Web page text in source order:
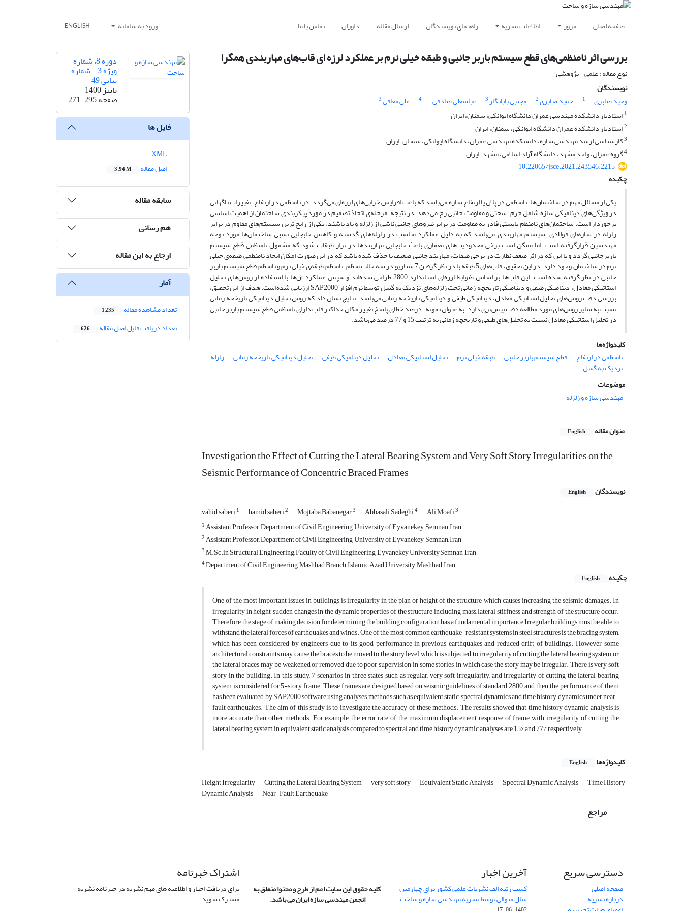
صفحه اصلی مرور اطلاعات نشریه راهنمای نویسندگان ارسال مقاله داوران تماس با ما ورود به سامانه ENGLISH
بررسی اثر نامنظمی‌های قطع سیستم باربر جانبی و طبقه‌ خیلی نرم ‌بر عملکرد لرزه ای قاب‌های مهاربندی همگرا
نوع مقاله : علمی - پژوهشی
نویسندگان
وحید صابری
1 حمید صابری2 مجتبی بابانگار3 عباسعلی صادقی 4 علی معافی3
1استادیار دانشکده مهندسی عمران دانشگاه ایوانکی، سمنان، ایران
2استادیار دانشکده عمران دانشگاه ایوانکی، سمنان، ایران
3کارشناسی ارشد مهندسی سازه، دانشکده مهندسی عمران، دانشگاه ایوانکی، سمنان، ایران
4گروه عمران، واحد مشهد، دانشگاه آزاد اسلامی، مشهد، ایران
10.22065/jsce.2021.243546.2215
چکیده
یکی از مسائل مهم در ساختمان‌ها، نامنظمی در پلان یا ارتفاع سازه می‌باشد که باعث افزایش خرابی‌های لرزه‌ای می‌گردد. در نامنظمی در ارتفاع، تغییرات ناگهانی
در ویژگی‌های دینامیکی سازه شامل جرم، سختی و مقاومت جانبی رخ می‌دهد. در نتیجه، مرحله‌ی اتخاذ تصمیم در مورد پیکربندی ساختمان از اهمیت اساسی
برخوردار است. ساختمان‌های نامنظم بایستی قادر به مقاومت در برابر نیروهای جانبی ناشی از زلزله و باد باشند. یکی از رایج ترین سیستم‌‌های مقاوم در برابر
زلزله‌ در ساز‌های فولادی، سیستم مهاربندی می‌باشد که به دلیل عملکرد مناسب در زلزله‌های گذشته و کاهش جابجایی نسبی ساختمان‌ها مورد توجه
مهندسین قرارگرفته است. اما ممکن است برخی محدودیت‌های معماری باعث جابجایی مهاربندها در تراز طبقات شود که مشمول نامنظمی قطع سیستم
باربرجانبی گردد و یا این که در اثر‌ ضعف نظارت در برخی طبقات، مهاربند جانبی ضعیف یا حذف شده باشد‌ که در این صورت امکان ایجاد نامنظمی طبقه‌ی خیلی
نرم در ساختمان وجود دارد.‌ در این تحقیق، قاب‌های‌ 5 طبقه با در نظر گرفتن 7 سناریو در سه حالت منظم، نامنظم طبقه‌ی خیلی نرم و نامنظم قطع سیستم باربر
جانبی‌ در نظر گرفته شده است. این قاب‌ها بر اساس ضوابط لرزه‌ای استاندارد 2800 طراحی شده‌اند و سپس عملکرد آن‌ها با استفاده از روش‌های تحلیل
استاتیکی معادل، دینامیکی طیفی‌ و دینامیکی تاریخچه زمانی تحت زلزله‌های نزدیک به گسل توسط نرم افزار‌ SAP‌2000 ارزیابی شده‌‌است. هدف از این تحقیق،
بررسی دقت روش‌های تحلیل استاتیکی معادل، دینامیکی طیفی و دینامیکی تاریخچه زمانی می‌باشد. نتایج نشان داد که روش تحلیل دینامیکی تاریخچه زمانی
نسبت به سایر روش‌های مورد مطالعه دقت بیش‌تری دارد. به عنوان نمونه، درصد خطای پاسخ تغییر مکان حداکثر قاب دارای نامنظمی قطع سیستم باربر جانبی
در تحلیل استاتیکی معادل نسبت به تحلیل‌های طیفی و تاریخچه زمانی به ترتیب 15 و 77 درصد می‌باشد.
کلیدواژه‌ها
نامنظمی در ارتفاع
قطع سیستم باربر جانبی طبقه خیلی نرم تحلیل استاتیکی معادل تحلیل دینامیکی طیفی تحلیل دینامیکی تاریخچه زمانی زلزله‌
نزدیک به گسل
موضوعات
مهندسی سازه و زلزله
عنوان مقاله English
Investigation the Effect of Cutting the Lateral Bearing System and Very Soft Story Irregularities on the
Seismic Performance of Concentric Braced Frames
نویسندگان English
vahid saberi1 hamid saberi2 Mojtaba Babanegar3 Abbasali Sadeghi4 Ali Moafi3
1Assistant Professor, Department of Civil Engineering, University of Eyvanekey, Semnan, Iran
2Assistant Professor, Department of Civil Engineering, University of Eyvanekey, Semnan, Iran
3M.Sc.in Structural Engineering, Faculty of Civil Engineering, Eyvanekey University,Semnan, Iran
4Department of Civil Engineering, Mashhad Branch, Islamic Azad University, Mashhad, Iran
چکیده
English
One of the most important issues in buildings is irregularity in the plan or height of the structure, which causes increasing the seismic damages. In
irregularity in height, sudden changes in the dynamic properties of the structure including mass, lateral stiffness and strength of the structure occur.
Therefore, the stage of making decision for determining the building configuration has a fundamental importance Irregular buildings must be able to
withstand the lateral forces of earthquakes and winds. One of the most common earthquake-resistant systems in steel structures is the bracing system,
which has been considered by engineers due to its good performance in previous earthquakes and reduced drift of buildings. However, some
architectural constraints may cause the braces to be moved to the story level, which is subjected to irregularity of cutting the lateral bearing system, or
the lateral braces may be weakened or removed due to poor supervision in some stories, in which case the story may be irregular. There is very soft
story in the building. In this study, 7 scenarios in three states such as regular, very soft irregularity, and irregularity of cutting the lateral bearing
system is considered for 5-story frame. These frames are designed based on seismic guidelines of standard 2800, and then, the performance of them
has been evaluated by SAP‌2000 software using analyses methods such as equivalent static, spectral dynamics and time history dynamics under near-
fault earthquakes. The aim of this study is to investigate the accuracy of these methods. The results showed that time history dynamic analysis is
more accurate than other methods. For example, the error rate of the maximum displacement response of frame with irregularity of cutting the
lateral bearing system in equivalent static analysis compared to spectral and time history dynamic analyses are 15% and 77%, respectively.
کلیدواژه‌ها English
Height Irregularity Cutting the Lateral Bearing System very soft story Equivalent Static Analysis Spectral Dynamic Analysis Time History
Dynamic Analysis Near-Fault Earthquake
مراجع
دوره 8، شماره
ویژه 3 - شماره
پیاپی 49
پاییز 1400
صفحه271-295
فایل ها
اصل مقاله
3.94 M
سابقه مقاله
هم رسانی
ارجاع به این مقاله
آمار
تعداد مشاهده مقاله 1,235
تعداد دریافت فایل اصل مقاله 626
دسترسی سریع
صفحه اصلی
درباره نشریه
آخرین اخبار
کسب رتبه الف نشریات علمی کشور برای چهارمین
سال متوالی توسط نشریه مهندسی سازه و ساخت
کلیه حقوق این سایت اعم از طرح و محتوا متعلق به
انجمن مهندسی سازه ایران می باشد.
اشتراک خبرنامه
برای دریافت اخبار و اطلاعیه های مهم نشریه در خبرنامه نشریه
مشترک شوید.